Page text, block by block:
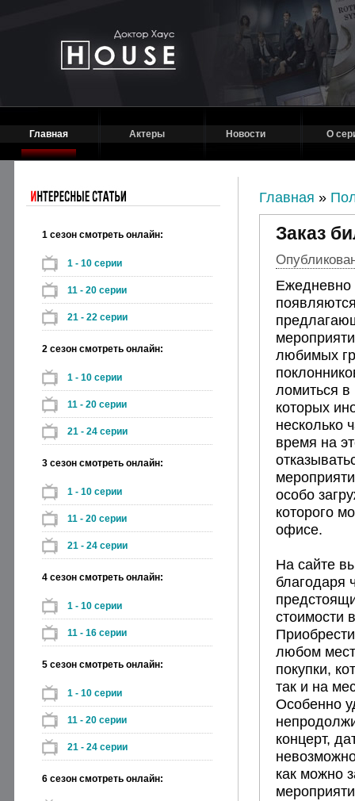
Главная Актеры Новости О
1 сезон смотреть онлайн:
1 - 10 серии
11 - 20 серии
21 - 22 серии
2 сезон смотреть онлайн:
1 - 10 серии
11 - 20 серии
21 - 24 серии
3 сезон смотреть онлайн:
1 - 10 серии
11 - 20 серии
21 - 24 серии
4 сезон смотреть онлайн:
1 - 10 серии
11 - 16 серии
5 сезон смотреть онлайн:
1 - 10 серии
11 - 20 серии
21 - 24 серии
6 сезон смотреть онлайн:
Главная »
Заказ
любимых
ломиться в
которых
несколько
время на
особо
которого
офисе.
На сайте
благодаря
стоимости
любом
покупки,
так и на
Особенно
концерт,
как можно